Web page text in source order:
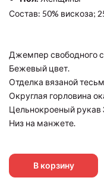
Состав: 50% вискоза;
Джемпер свободного
Бежевый цвет.
Отделка вязаной
Округлая горловина
Цельнокроеный рукав
Низ на манжете.
В корзину